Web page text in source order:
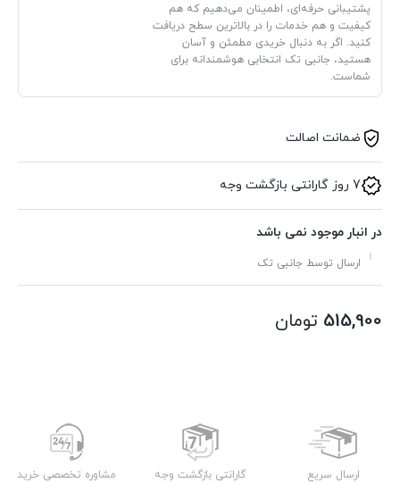
پشتیبانی حرفه‌ای، اطمینان می‌دهیم که هم
کیفیت و هم خدمات را در بالاترین سطح دریافت
کنید. اگر به دنبال خریدی مطمئن و آسان
هستید، جانبی تک انتخابی هوشمندانه برای
شماست.
ضمانت اصالت
7 روز گارانتی بازگشت وجه
در انبار موجود نمی باشد
ارسال توسط جانبی تک
515,900 تومان
ارسال سریع گارانتی بازگشت وجه مشاوره تخصصی خرید